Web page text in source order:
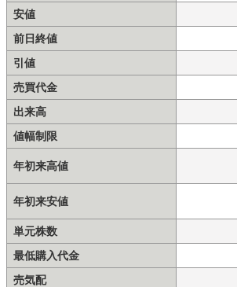
安値
前日終値
引値
売買代金
出来高
値幅制限
年初来高値
年初来安値
単元株数
最低購入代金
売気配